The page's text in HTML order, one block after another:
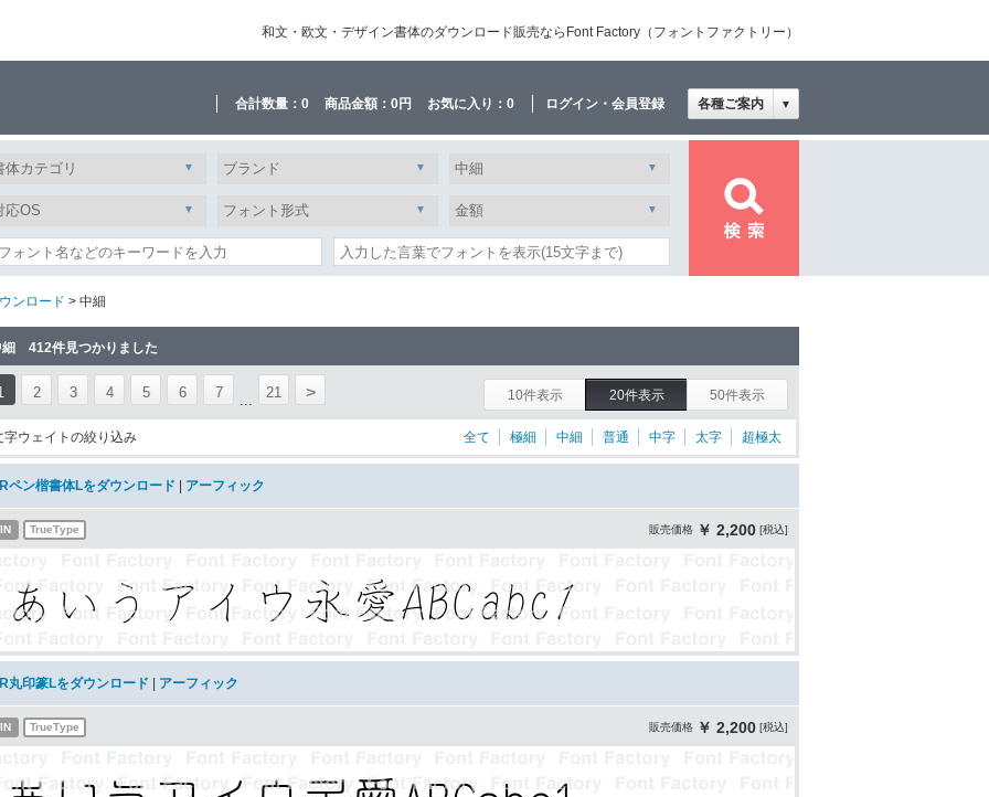
和文・欧文・デザイン書体のダウンロード販売ならFont Factory（フォントファクトリー）
合計数量： 0 商品金額： 0円 お気に入り： 0 ログイン・会員登録 各種ご案内 ▼
ンロード > 中細
細 412件見つかりました
2 3 4 5 6 7 ... 21 > 10件表示 20件表示 50件表示
字ウェイトの絞り込み 全て 極細 中細 普通 中字 太字 超極太
ペン楷書体Lをダウンロード アーフィック
販売価格 ￥ 2,200 [税込]
TrueType
丸印篆Lをダウンロード アーフィック
販売価格 ￥ 2,200 [税込]
TrueType